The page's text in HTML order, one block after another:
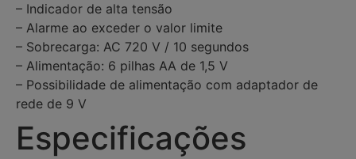
– Indicador de alta tensão
– Alarme ao exceder o valor limite
– Sobrecarga: AC 720 V / 10 segundos
– Alimentação: 6 pilhas AA de 1,5 V
– Possibilidade de alimentação com adaptador de
rede de 9 V
Especificações